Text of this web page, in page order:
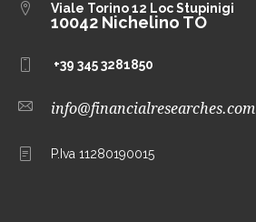
Viale Torino 12 Loc Stupinigi
10042 Nichelino TO
+39 345 3281850
info@financialresearches.com
P.Iva 11280190015